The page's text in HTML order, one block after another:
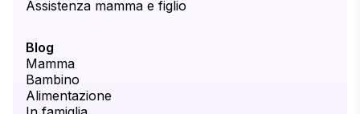
Assistenza mamma e figlio
Blog
Mamma
Bambino
Alimentazione